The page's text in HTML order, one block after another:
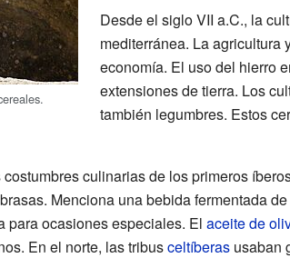
Desde el siglo VII a.C., la
mediterránea. La agricultura
economía. El uso del hierro
extensiones de tierra. Los
también legumbres. Estos
culinarias de los primeros
Menciona una bebida fermentada
para ocasiones especiales. El aceite de
En el norte, las tribusceltíberasusaban